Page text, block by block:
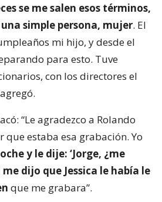
se me salen esos términos,
simple persona, mujer. El
mi hijo, y desde el
para esto. Tuve
con los directores el
“Le agradezco a Rolando
que estaba esa grabación. Yo
y le dije: ‘Jorge, ¿me
me dijo que Jessica le había le
que me grabara”.